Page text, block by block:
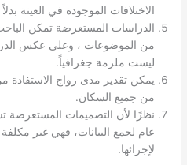
الاختلافات الموجودة في العينة
الدراسات المستعرضة تمكن
من الموضوعات ، وعلى عكس
ليست ملزمة جغرافياً.
يمكن تقدير مدى رواج الاستفادة من
من جميع السكان.
نظرًا لأن التصميمات
عام لجمع البيانات، فهي غير مكلفة
لإجرائها.